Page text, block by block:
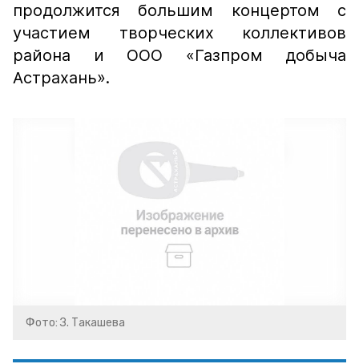
продолжится большим концертом с
участием творческих коллективов
района и ООО «Газпром добыча
Астрахань».
Фото: З. Такашева